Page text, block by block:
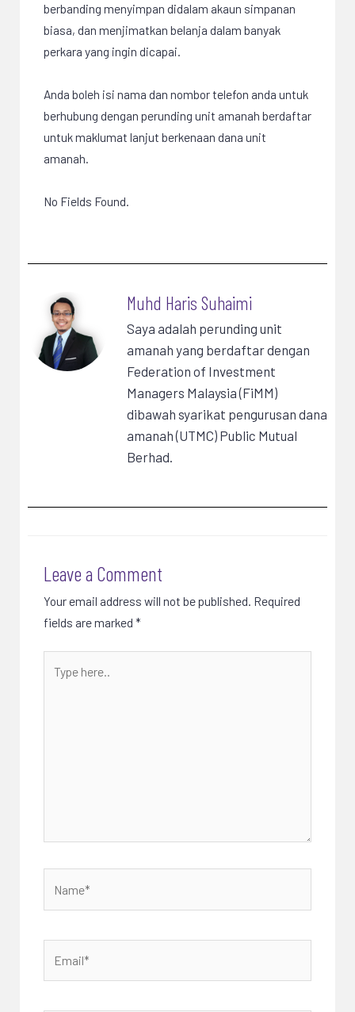
berbanding menyimpan didalam akaun simpanan
biasa, dan menjimatkan belanja dalam banyak
perkara yang ingin dicapai.
Anda boleh isi nama dan nombor telefon anda untuk
berhubung dengan perunding unit amanah berdaftar
untuk maklumat lanjut berkenaan dana unit
amanah.
No Fields Found.
Muhd Haris Suhaimi
Saya adalah perunding unit
amanah yang berdaftar dengan
Federation of Investment
Managers Malaysia (FiMM)
dibawah syarikat pengurusan dana
amanah (UTMC) Public Mutual
Berhad.
Leave a Comment
Your email address will not be published. Required
fields are marked *
here..